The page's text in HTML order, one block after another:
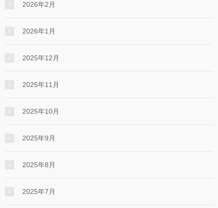
2026年2月
2026年1月
2025年12月
2025年11月
2025年10月
2025年9月
2025年8月
2025年7月